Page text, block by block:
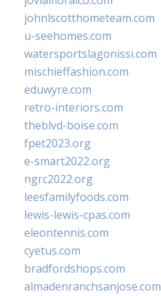
johnlscotthometeam.com
u-seehomes.com
watersportslagonissi.com
mischieffashion.com
eduwyre.com
retro-interiors.com
theblvd-boise.com
fpet2023.org
e-smart2022.org
ngrc2022.org
leesfamilyfoods.com
lewis-lewis-cpas.com
eleontennis.com
cyetus.com
bradfordshops.com
almadenranchsanjose.com